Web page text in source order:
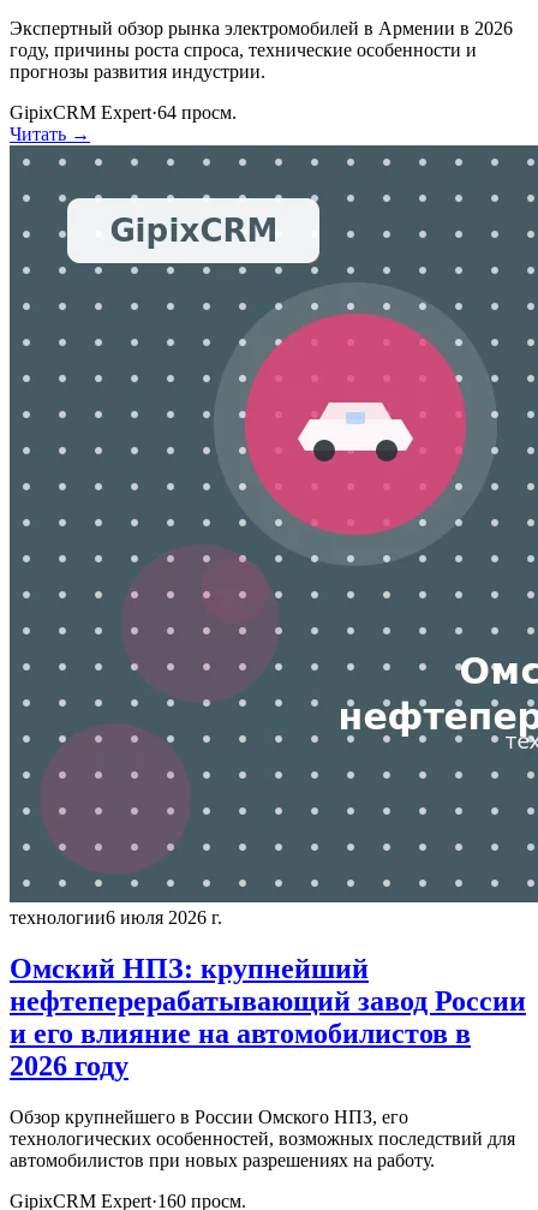
Экспертный обзор рынка электромобилей в Армении в 2026
году, причины роста спроса, технические особенности и
прогнозы развития индустрии.
GipixCRM Expert·64 просм.
Читать →
технологии6 июля 2026 г.
Омский НПЗ: крупнейший
нефтеперерабатывающий завод России
и его влияние на автомобилистов в
2026 году
Обзор крупнейшего в России Омского НПЗ, его
технологических особенностей, возможных последствий для
автомобилистов при новых разрешениях на работу.
GipixCRM Expert·160 просм.